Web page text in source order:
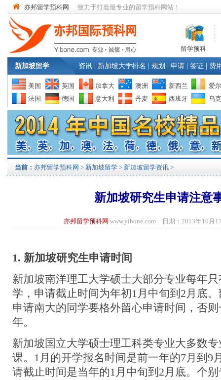
亦邦留学预科网 致力于打造最专业的留学预科网站！
留学预科
新加坡留学 资讯 新加坡大学排名 规划 申请 签证 费
美国 英国 加拿大 澳洲 新西兰
爱
法国
德国 意大利 丹麦 西班牙 乌
当前： 亦邦留学预科网 > 新加坡留学 > 新加坡留学资讯 >
新加坡研究生申请注意
亦邦留学预科网 www.yibone.com 日期：2013年10月
1. 新加坡研究生申请时间
新加坡南洋理工大学硕士大部分专业每年
学，申请截止时间为年初1月中旬到2月底
申请南大的同学要格外留心申请时间，否
年。
新加坡国立大学硕士理工科类专业大多数
课。1月的开学报名时间是前一年的7月到9
请截止时间是当年的1月中旬到2月底。个